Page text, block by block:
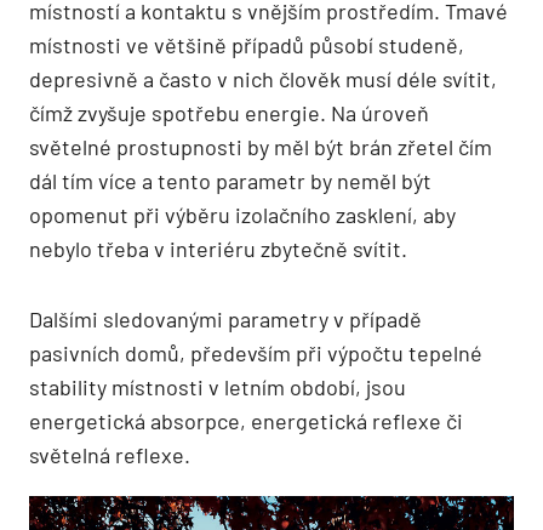
místností a kontaktu s vnějším prostředím. Tmavé
místnosti ve většině případů působí studeně,
depresivně a často v nich člověk musí déle svítit,
čímž zvyšuje spotřebu energie. Na úroveň
světelné prostupnosti by měl být brán zřetel čím
dál tím více a tento parametr by neměl být
opomenut při výběru izolačního zasklení, aby
nebylo třeba v interiéru zbytečně svítit.
Dalšími sledovanými parametry v případě
pasivních domů, především při výpočtu tepelné
stability místnosti v letním období, jsou
energetická absorpce, energetická reflexe či
světelná reflexe.